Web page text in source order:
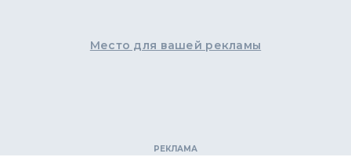
Место для вашей рекламы